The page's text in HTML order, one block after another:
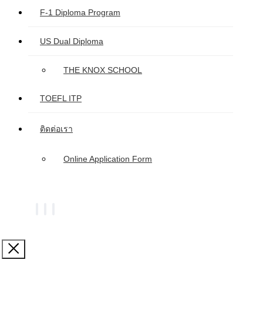
F-1 Diploma Program
US Dual Diploma
THE KNOX SCHOOL
TOEFL ITP
ติดต่อเรา
Online Application Form